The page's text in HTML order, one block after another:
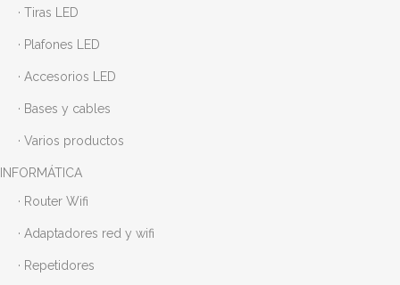
· Tiras LED
· Plafones LED
· Accesorios LED
· Bases y cables
· Varios productos
INFORMÁTICA
· Router Wifi
· Adaptadores red y wifi
· Repetidores